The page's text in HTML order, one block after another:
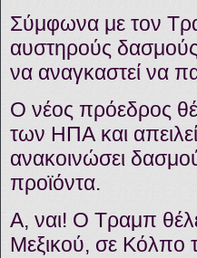
Σύμφωνα με τον
αυστηρούς δασμούς
να αναγκαστεί να
Ο νέος πρόεδρος
των ΗΠΑ και
ανακοινώσει
προϊόντα.
Α, ναι! Ο Τραμπ
Μεξικού, σε Κόλπο